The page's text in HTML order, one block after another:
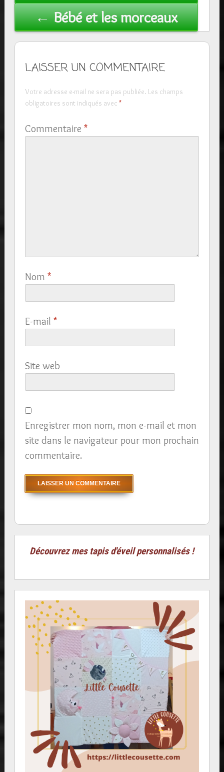
← Bébé et les morceaux
LAISSER UN COMMENTAIRE
Votre adresse e-mail ne sera pas publiée. Les champs
obligatoires sont indiqués avec *
Commentaire *
Nom *
E-mail *
Site web
Enregistrer mon nom, mon e-mail et mon
site dans le navigateur pour mon prochain
commentaire.
Découvrez mes tapis d'éveil personnalisés !